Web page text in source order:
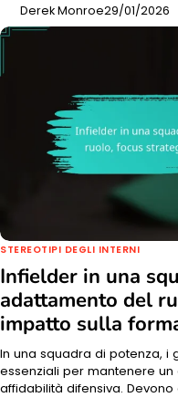
Derek Monroe29/01/2026
STEREOTIPI DEGLI INTERNI
Infielder in una
adattamento del
impatto sulla
In una squadra di potenza, i
essenziali per mantenere
affidabilità difensiva.